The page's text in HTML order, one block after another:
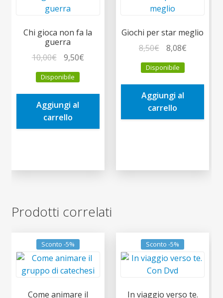
Chi gioca non fa la
guerra
10,00€
prezzo
originale
era:
10,00€.
9,50€Il
è:
Disponibile
Aggiungi al
carrello
Giochi per star meglio
8,50€
prezzo
originale
era:
8,50€.
8,08€Il
è:
Disponibile
Aggiungi al
carrello
Prodotti correlati
Sconto -5%
Come animare il
Sconto -5%
In viaggio verso te.